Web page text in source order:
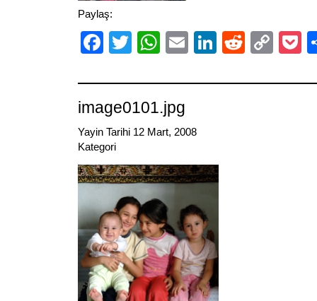
Paylaş:
Facebook
TwitterWhatsApp
EmailLinkedIn
Reddit
image0101.jpg
Yayin Tarihi 12 Mart, 2008
Kategori